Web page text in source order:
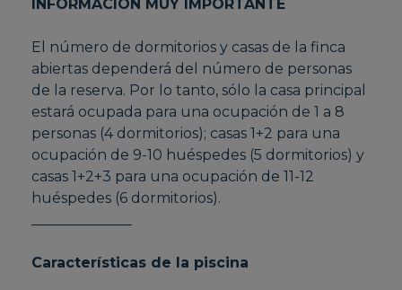
INFORMACIÓN MUY IMPORTANTE
El número de dormitorios y casas de la finca
abiertas dependerá del número de personas
de la reserva. Por lo tanto, sólo la casa principal
estará ocupada para una ocupación de 1 a 8
personas (4 dormitorios); casas 1+2 para una
ocupación de 9-10 huéspedes (5 dormitorios) y
casas 1+2+3 para una ocupación de 11-12
huéspedes (6 dormitorios).
Características de la piscina